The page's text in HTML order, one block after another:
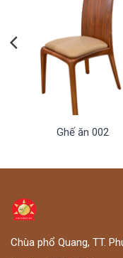
Ghế ăn 002
Chùa phổ Quang, TT.